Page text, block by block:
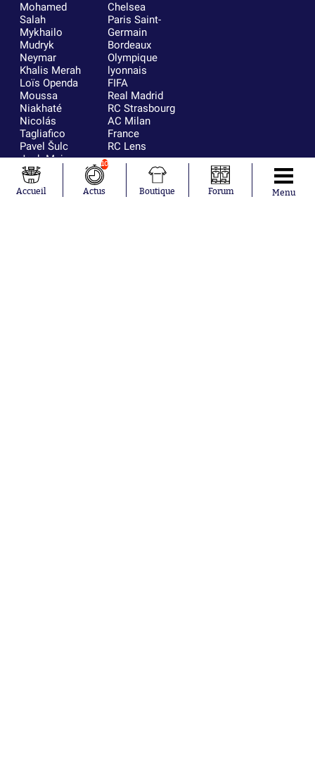
Mohamed
Salah
Mykhailo
Mudryk
Neymar
Khalis Merah
Loïs Openda
Moussa
Niakhaté
Nicolás
Tagliafico
Pavel Šulc
Josh Maja
Gauthier Hein
Chelsea
Paris Saint-
Germain
Bordeaux
Olympique
lyonnais
FIFA
Real Madrid
RC Strasbourg
AC Milan
France
RC Lens
Accueil
10
Actus Boutique Forum Menu